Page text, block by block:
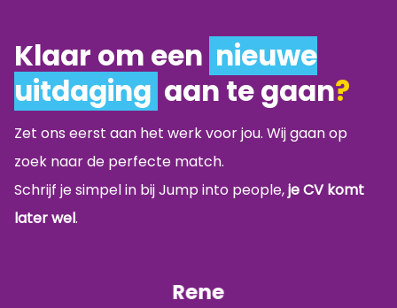
Klaar om een nieuwe
uitdaging aan te gaan?
Zet ons eerst aan het werk voor jou. Wij gaan op
zoek naar de perfecte match.
Schrijf je simpel in bij Jump into people,je CV komt
later wel.
Rene